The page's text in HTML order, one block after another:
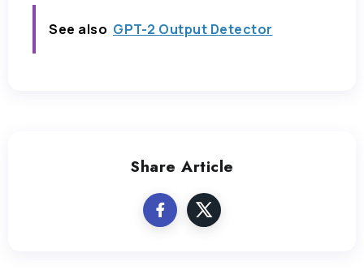
See also GPT-2 Output Detector
Share Article